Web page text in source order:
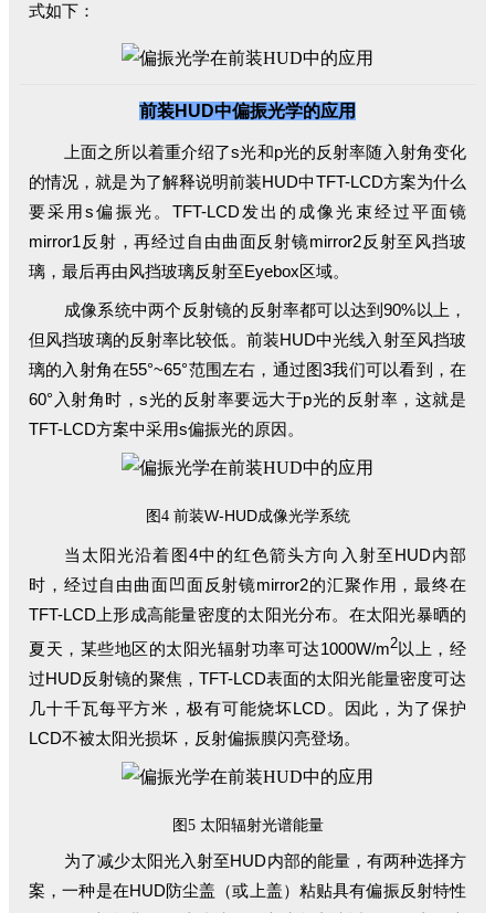
式如下：
前装HUD中偏振光学的应用
上面之所以着重介绍了s光和p光的反射率随入射角变化
的情况，就是为了解释说明前装HUD中TFT-LCD方案为什么
要采用s偏振光。TFT-LCD发出的成像光束经过平面镜
mirror1反射，再经过自由曲面反射镜mirror2反射至风挡玻
璃，最后再由风挡玻璃反射至Eyebox区域。
成像系统中两个反射镜的反射率都可以达到90%以上，
但风挡玻璃的反射率比较低。前装HUD中光线入射至风挡玻
璃的入射角在55°~65°范围左右，通过图3我们可以看到，在
60°入射角时，s光的反射率要远大于p光的反射率，这就是
TFT-LCD方案中采用s偏振光的原因。
图4 前装W-HUD成像光学系统
当太阳光沿着图4中的红色箭头方向入射至HUD内部
时，经过自由曲面凹面反射镜mirror2的汇聚作用，最终在
TFT-LCD上形成高能量密度的太阳光分布。在太阳光暴晒的
夏天，某些地区的太阳光辐射功率可达1000W/m2以上，经
过HUD反射镜的聚焦，TFT-LCD表面的太阳光能量密度可达
几十千瓦每平方米，极有可能烧坏LCD。因此，为了保护
LCD不被太阳光损坏，反射偏振膜闪亮登场。
图5 太阳辐射光谱能量
为了减少太阳光入射至HUD内部的能量，有两种选择方
案，一种是在HUD防尘盖（或上盖）粘贴具有偏振反射特性